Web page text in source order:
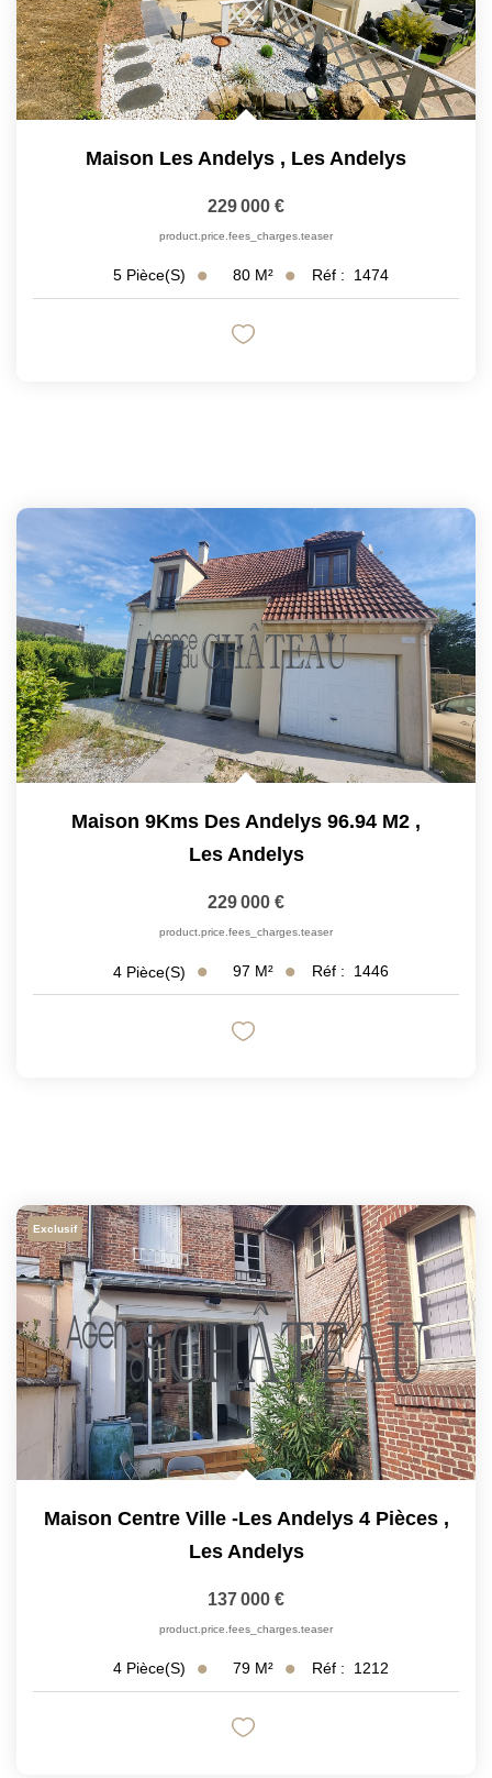
Maison Les Andelys , Les Andelys
229 000 €
product.price.fees_charges.teaser
5 Pièce(s) 80 M² Réf : 1474
Maison 9Kms Des Andelys 96.94 M2 ,
Les Andelys
229 000 €
product.price.fees_charges.teaser
4 Pièce(s) 97 M² Réf : 1446
Exclusif
Maison Centre Ville -Les Andelys 4 Pièces ,
Les Andelys
137 000 €
product.price.fees_charges.teaser
4 Pièce(s) 79 M² Réf : 1212